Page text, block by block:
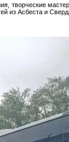
творческие
из Асбеста и